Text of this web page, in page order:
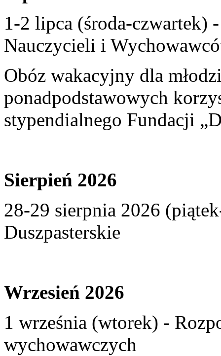
1-2 lipca (środa-czwartek)
Nauczycieli i
Obóz wakacyjny dla
ponadpodstawowych
stypendialnego Fundacji
Sierpień 2026
28-29 sierpnia 2026
Duszpasterskie
Wrzesień 2026
1 września (wtorek) -
wychowawczych